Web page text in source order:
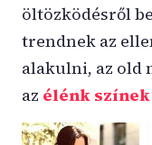
öltözködésről
trendnek az
alakulni, az old
az élénk színek